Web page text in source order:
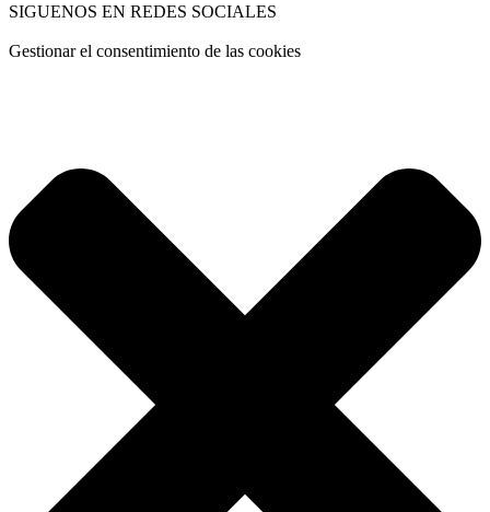
SIGUENOS EN REDES SOCIALES
Gestionar el consentimiento de las cookies